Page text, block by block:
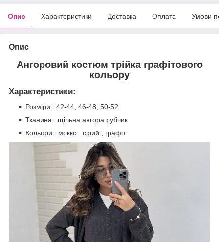
Опис Характеристики Доставка Оплата Умови
Опис
Ангоровий костюм трійка графітового
кольору
Характеристики:
Розміри : 42-44, 46-48, 50-52
Тканина : щільна ангора рубчик
Кольори : мокко , сірий , графіт